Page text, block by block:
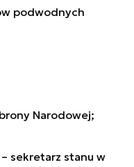
podwodnych
Narodowej;
sekretarz stanu w